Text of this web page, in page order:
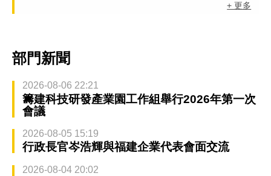
+ 更多
部門新聞
2026-08-06 22:21
籌建科技研發產業園工作組舉行2026年第一次
會議
2026-08-05 15:19
行政長官岑浩輝與福建企業代表會面交流
2026-08-04 20:02